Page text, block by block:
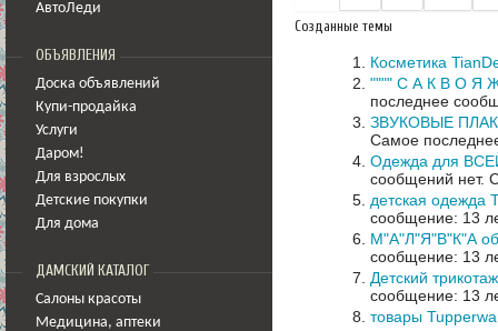
АвтоЛеди
ОБЪЯВЛЕНИЯ
Доска объявлений
Купи-продайка
Услуги
Даром!
Для взрослых
Детские покупки
Для дома
ДАМСКИЙ КАТАЛОГ
Салоны красоты
Медицина, аптеки
Созданные темы
Косметика
"""" С А К В О Я Ж
последнее
ЗВУКОВЫЕ
Самое
Одежда для
сообщений нет.
детская одежда
сообщение: 13
М"А"Л"Я"В"К"А
сообщение: 13
Детский
сообщение: 13
товары